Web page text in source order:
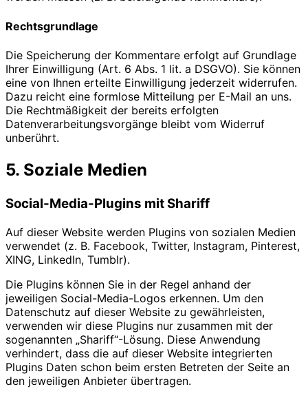
Rechtsgrundlage
Die Speicherung der Kommentare erfolgt auf Grundlage
Ihrer Einwilligung (Art. 6 Abs. 1 lit. a DSGVO). Sie können
eine von Ihnen erteilte Einwilligung jederzeit widerrufen.
Dazu reicht eine formlose Mitteilung per E-Mail an uns.
Die Rechtmäßigkeit der bereits erfolgten
Datenverarbeitungsvorgänge bleibt vom Widerruf
unberührt.
5. Soziale Medien
Social-Media-Plugins mit Shariff
Auf dieser Website werden Plugins von sozialen Medien
verwendet (z. B. Facebook, Twitter, Instagram, Pinterest,
XING, LinkedIn, Tumblr).
Die Plugins können Sie in der Regel anhand der
jeweiligen Social-Media-Logos erkennen. Um den
Datenschutz auf dieser Website zu gewährleisten,
verwenden wir diese Plugins nur zusammen mit der
sogenannten „Shariff“-Lösung. Diese Anwendung
verhindert, dass die auf dieser Website integrierten
Plugins Daten schon beim ersten Betreten der Seite an
den jeweiligen Anbieter übertragen.